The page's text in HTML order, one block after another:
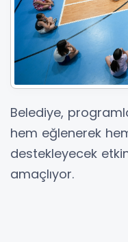
Belediye,
hem eğlenerek
destekleyecek
amaçlıyor.